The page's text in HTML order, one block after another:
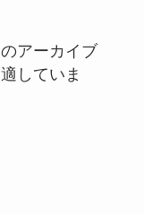
アーカイブ
していま